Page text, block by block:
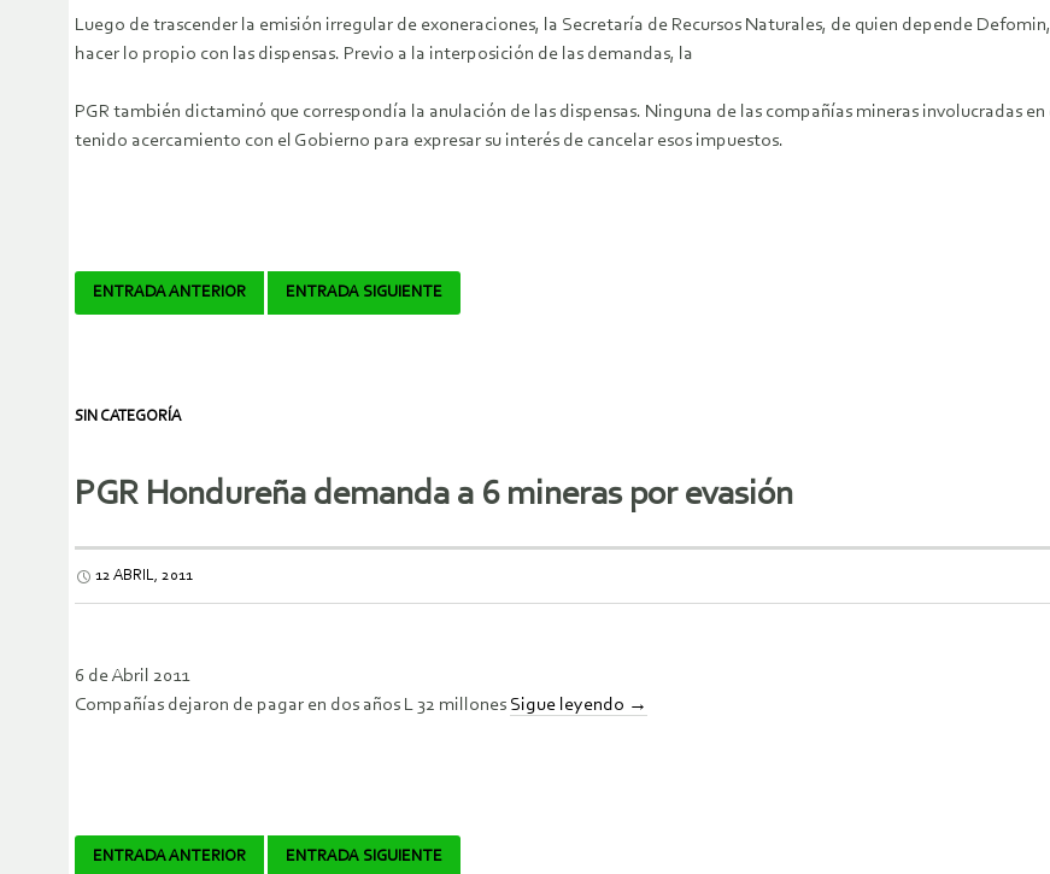
Luego de trascender la emisión irregular de exoneraciones, la Secretaría de Recursos Naturales, de quien depende
hacer lo propio con las dispensas. Previo a la interposición de las demandas, la
PGR también dictaminó que correspondía la anulación de las dispensas. Ninguna de las compañías mineras involucradas
tenido acercamiento con el Gobierno para expresar su interés de cancelar esos impuestos.
Navegador
artículos
ENTRADA ANTERIOR ENTRADA SIGUIENTE
SIN CATEGORÍA
PGR Hondureña demanda a 6 mineras por evasión
12 ABRIL, 2011
6 de Abril 2011
Compañías dejaron de pagar en dos años L 32 millones Sigue leyendo →
Navegador
ENTRADA ANTERIOR ENTRADA SIGUIENTE